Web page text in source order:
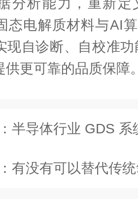
分析能力，重新
态电解质材料与AI
现自诊断、自校准
供更可靠的品质保障
半导体行业 GDS 系统应用案例
有没有可以替代传统氧